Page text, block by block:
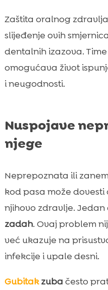
Zaštita oralnog
slijeđenje ovih
dentalnih izazova.
omogućava život
i neugodnosti.
Nuspojave
njege
Neprepoznata ili
kod pasa može
njihovo zdravlje.
zadah. Ovaj problem
već ukazuje na
infekcije i upale desni.
Gubitakzuba često